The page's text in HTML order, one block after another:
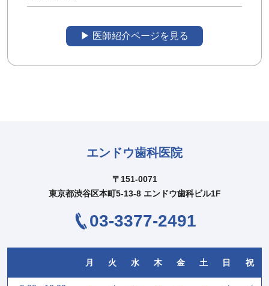
▶︎ 医師紹介ページを見る
エンドウ歯科医院
〒151-0071
東京都渋谷区本町5-13-8 エンドウ歯科ビル1F
03-3377-2491
月 火 水 木 金 土 日 祝